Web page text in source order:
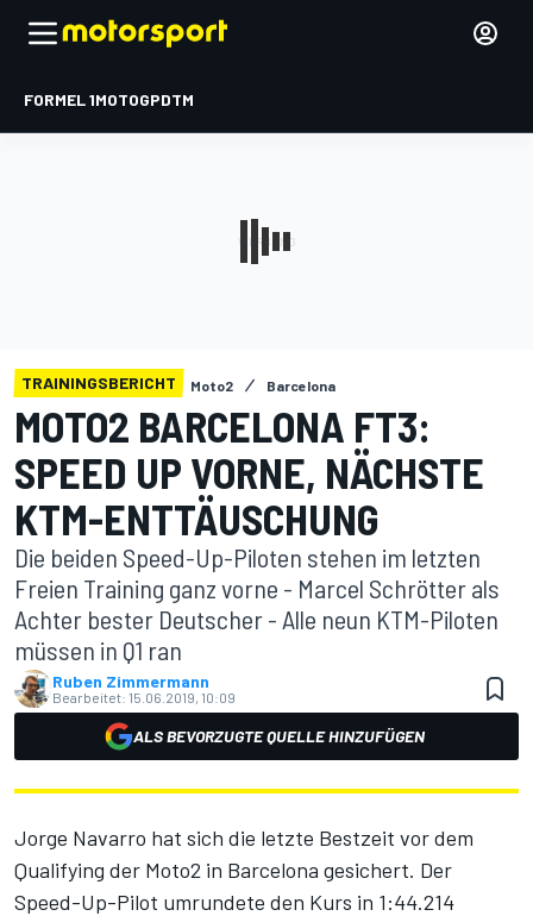
FORMEL 1MOTOGPDTM
TRAININGSBERICHT Moto2 Barcelona
MOTO2 BARCELONA FT3:
SPEED UP VORNE, NÄCHSTE
KTM-ENTTÄUSCHUNG
Die beiden Speed-Up-Piloten stehen im letzten
Freien Training ganz vorne - Marcel Schrötter als
Achter bester Deutscher - Alle neun KTM-Piloten
müssen in Q1 ran
Ruben Zimmermann
Bearbeitet: 15.06.2019, 10:09
ALS BEVORZUGTE QUELLE HINZUFÜGEN
Jorge Navarro hat sich die letzte Bestzeit vor dem
Qualifying der Moto2 in Barcelona gesichert. Der
Speed-Up-Pilot umrundete den Kurs in 1:44.214